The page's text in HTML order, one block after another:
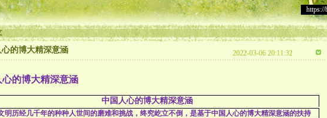
https://
的博大精深意涵 2022-03-06 20:11:32
心的博大精深意涵
中国人心的博大精深意涵
明历经几千年的种种人世间的磨难和挑战，终究屹立不倒，是基于中国人心的博大精深意涵的扶持